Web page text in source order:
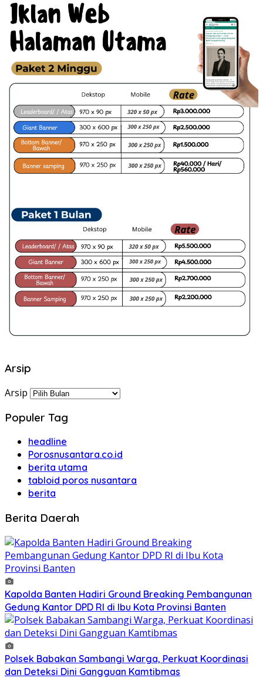
Arsip
Arsip
Populer Tag
headline
Porosnusantara.co.id
berita utama
tabloid poros nusantara
berita
Berita Daerah
Kapolda Banten Hadiri Ground Breaking Pembangunan
Gedung Kantor DPD RI di Ibu Kota Provinsi Banten
Polsek Babakan Sambangi Warga, Perkuat Koordinasi
dan Deteksi Dini Gangguan Kamtibmas